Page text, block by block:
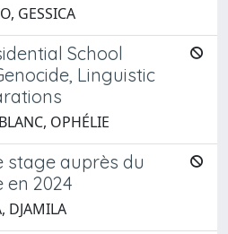
GESSICA
School
Linguistic
OPHÉLIE
stage auprès du
en 2024
DJAMILA